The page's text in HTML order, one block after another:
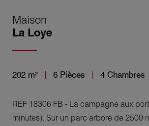
Maison
La Loye
202 m² 6 Pièces 4 Chambres
REF 18306 FB - La campagne aux
minutes). Sur un parc arboré de 2500